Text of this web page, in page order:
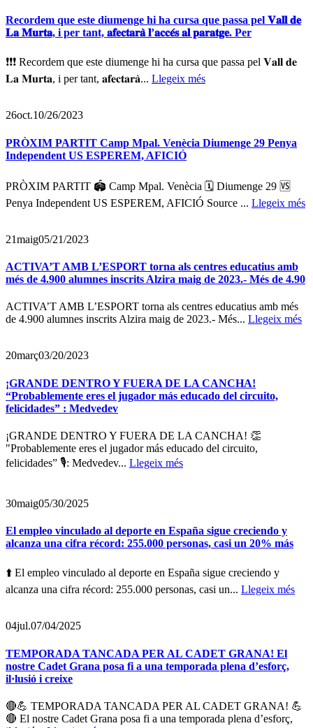
Recordem que este diumenge hi ha cursa que passa pel 𝐕𝐚𝐥𝐥 𝐝𝐞
𝐋𝐚 𝐌𝐮𝐫𝐭𝐚, i per tant, 𝐚𝐟𝐞𝐜𝐭𝐚𝐫𝐚̀ 𝐥’𝐚𝐜𝐜𝐞́𝐬 𝐚𝐥 𝐩𝐚𝐫𝐚𝐭𝐠𝐞. Per
❗️❗️❗️ Recordem que este diumenge hi ha cursa que passa pel 𝐕𝐚𝐥𝐥 𝐝𝐞
𝐋𝐚 𝐌𝐮𝐫𝐭𝐚, i per tant, 𝐚𝐟𝐞𝐜𝐭𝐚𝐫𝐚̀... Llegeix més
26oct.10/26/2023
PRÒXIM PARTIT Camp Mpal. Venècia Diumenge 29 Penya
Independent US ESPEREM, AFICIÓ
PRÒXIM PARTIT 🏟️ Camp Mpal. Venècia 🗓️ Diumenge 29 🆚
Penya Independent US ESPEREM, AFICIÓ Source ... Llegeix més
21maig05/21/2023
ACTIVA’T AMB L’ESPORT torna als centres educatius amb
més de 4.900 alumnes inscrits Alzira maig de 2023.- Més de 4.90
ACTIVA’T AMB L’ESPORT torna als centres educatius amb més
de 4.900 alumnes inscrits Alzira maig de 2023.- Més... Llegeix més
20març03/20/2023
¡GRANDE DENTRO Y FUERA DE LA CANCHA!
“Probablemente eres el jugador más educado del circuito,
felicidades” : Medvedev
¡GRANDE DENTRO Y FUERA DE LA CANCHA! 👏
"Probablemente eres el jugador más educado del circuito,
felicidades” 🎙️: Medvedev... Llegeix més
30maig05/30/2025
El empleo vinculado al deporte en España sigue creciendo y
alcanza una cifra récord: 255.000 personas, casi un 20% más
⬆️ El empleo vinculado al deporte en España sigue creciendo y
alcanza una cifra récord: 255.000 personas, casi un... Llegeix més
04jul.07/04/2025
TEMPORADA TANCADA PER AL CADET GRANA! El
nostre Cadet Grana posa fi a una temporada plena d’esforç,
il·lusió i creixe
🔴💪 TEMPORADA TANCADA PER AL CADET GRANA! 💪
🔴 El nostre Cadet Grana posa fi a una temporada plena d’esforç,